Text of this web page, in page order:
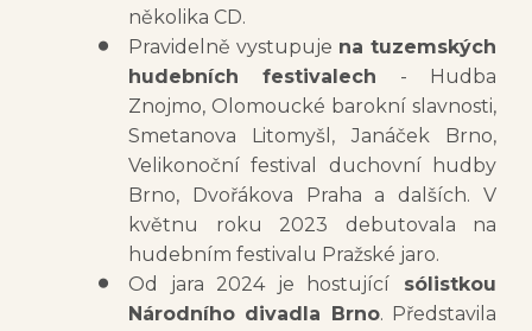
několika CD.
Pravidelně vystupuje na tuzemských
hudebních festivalech - Hudba
Znojmo, Olomoucké barokní slavnosti,
Smetanova Litomyšl, Janáček Brno,
Velikonoční festival duchovní hudby
Brno, Dvořákova Praha a dalších. V
květnu roku 2023 debutovala na
hudebním festivalu Pražské jaro.
Od jara 2024 je hostující sólistkou
Národního divadla Brno. Představila